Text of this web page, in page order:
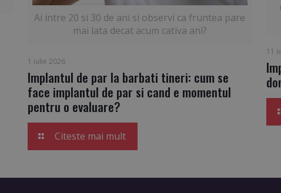
Ai intre 20 si 30 de ani si observi ca fruntea pare
mai lata decat acum cativa ani?
1 iulie 2026
Implantul de par la barbati tineri: cum se
face implantul de par si cand e momentul
pentru o evaluare?
Citeste mai mult
11